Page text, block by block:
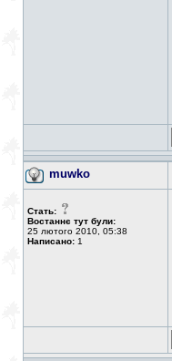
muwko
Стать:
Востаннє тут були:
25 лютого 2010, 05:38
Написано: 1